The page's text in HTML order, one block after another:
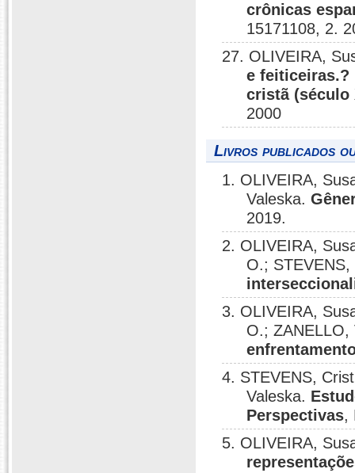
crônicas
15171108, 2.
27. OLIVEIRA,
e feiticeiras.?
cristã (século
2000
Livros publicados
1. OLIVEIRA,
Valeska.
2019.
2. OLIVEIRA,
O.;
3. OLIVEIRA,
O.;
4. STEVENS,
Valeska.
Perspectivas,
5. OLIVEIRA,